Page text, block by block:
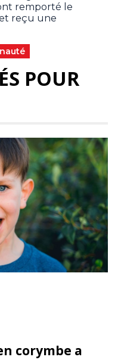
remporté le
reçu une
POUR
corymbe a